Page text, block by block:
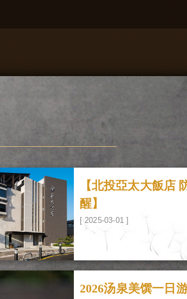
【北投亞太大飯店
醒】
[ 2025-03-01 ]
2026汤泉美馔一日